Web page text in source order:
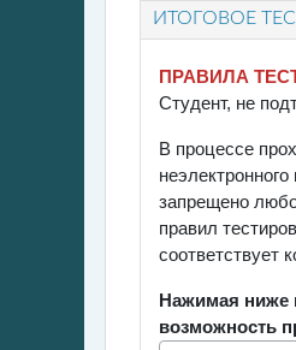
ИТОГОВОЕ
ПРАВИЛА
Студент, не
В процессе
запрещено
правил
соответствует
Нажимая ниже
возможность